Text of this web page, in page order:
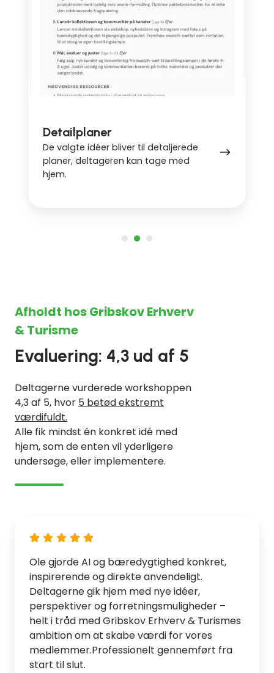
Detailplaner
De valgte idéer bliver til detaljerede
planer, deltageren kan tage med
hjem.
Afholdt hos Gribskov Erhverv
& Turisme
Evaluering: 4,3 ud af 5
Deltagerne vurderede workshoppen
4,3 af 5, hvor 5 betød ekstremt
værdifuldt.
Alle fik mindst én konkret idé med
hjem, som de enten vil yderligere
undersøge, eller implementere.
Ole gjorde AI og bæredygtighed konkret,
inspirerende og direkte anvendeligt.
Deltagerne gik hjem med nye idéer,
perspektiver og forretningsmuligheder –
helt i tråd med Gribskov Erhverv & Turismes
ambition om at skabe værdi for vores
medlemmer.Professionelt gennemført fra
start til slut.